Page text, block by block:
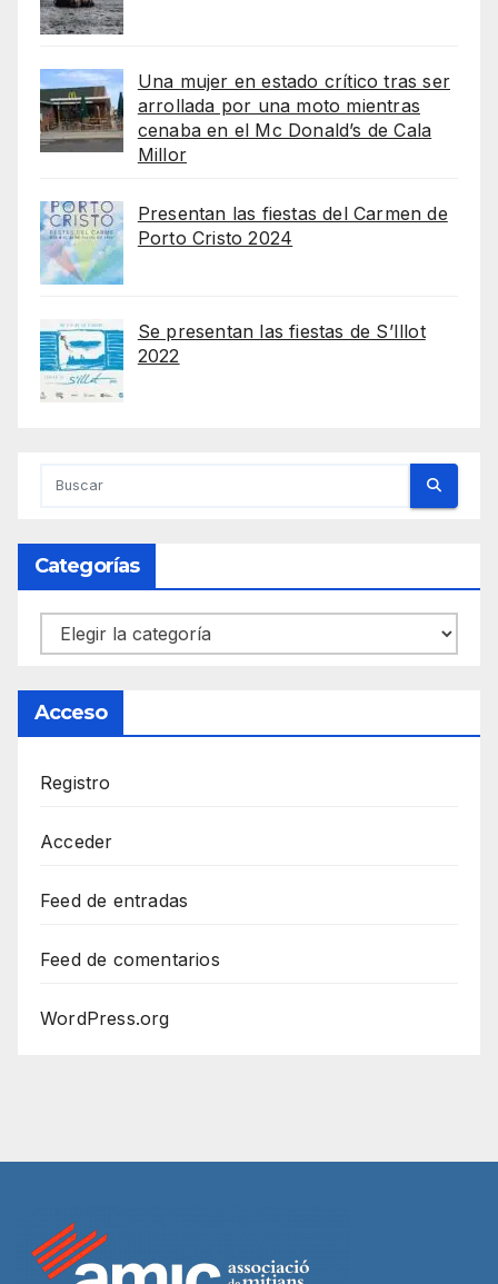
Una mujer en estado crítico tras ser
arrollada por una moto mientras
cenaba en el Mc Donald’s de Cala
Millor
Presentan las fiestas del Carmen de
Porto Cristo 2024
Se presentan las fiestas de S’Illot
2022
Categorías
Categorías
Acceso
Registro
Acceder
Feed de entradas
Feed de comentarios
WordPress.org